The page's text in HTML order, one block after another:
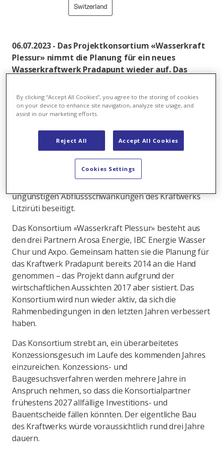
Switzerland
06.07.2023 - Das Projektkonsortium «Wasserkraft
Plessur» nimmt die Planung für ein neues
Wasserkraftwerk Pradapunt wieder auf. Das
versorgen und wäre ein wichtiger Ausbauschritt
für die Bündner Wasserkraft.
Plessur zwischen Litzirüti und Pradapunt nutzen, um
jährlich 42 Gigawattstunden Strom aus Wasserkraft
zu produzieren. Mit dem neuen Kraftwerk würde die
bestehende Lücke in der Kraftwerkskaskade an der
ungünstigen Abflussschwankungen des Kraftwerks
Litzirüti beseitigt.
Das Konsortium «Wasserkraft Plessur» besteht aus
den drei Partnern Arosa Energie, IBC Energie Wasser
Chur und Axpo. Gemeinsam hatten sie die Planung für
das Kraftwerk Pradapunt bereits 2014 an die Hand
genommen – das Projekt dann aufgrund der
wirtschaftlichen Aussichten 2017 aber sistiert. Das
Konsortium wird nun wieder aktiv, da sich die
Rahmenbedingungen in den letzten Jahren verbessert
haben.
Das Konsortium strebt an, ein überarbeitetes
Konzessionsgesuch im Laufe des kommenden Jahres
einzureichen. Konzessions- und
Baugesuchsverfahren werden mehrere Jahre in
Anspruch nehmen, so dass die Konsortialpartner
frühestens 2027 allfällige Investitions- und
Bauentscheide fällen könnten. Der eigentliche Bau
des Kraftwerks würde voraussichtlich rund drei Jahre
dauern.
By clicking “Accept All Cookies”, you agree to the storing of cookies
on your device to enhance site navigation, analyze site usage, and
assist in our marketing efforts.
Reject All Accept All Cookies
Cookies Settings